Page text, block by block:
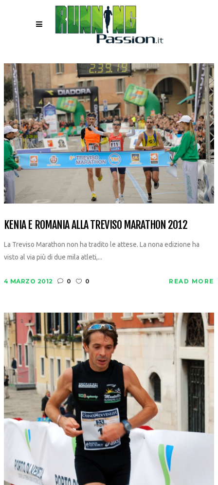
KENIA E ROMANIA ALLA TREVISO MARATHON 2012
La Treviso Marathon non ha tradito le attese. La nona edizione ha
visto al via più di due mila atleti,...
4 MARZO 2012 0 0 READ MORE